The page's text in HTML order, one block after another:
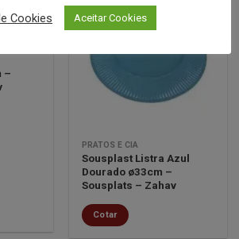
–
desejos
PRATOS E CIA
Sousplast Listra Azul
Dourado ø33cm –
Sousplats – Zahav
Cotar
Cookies Aceitar Cookies